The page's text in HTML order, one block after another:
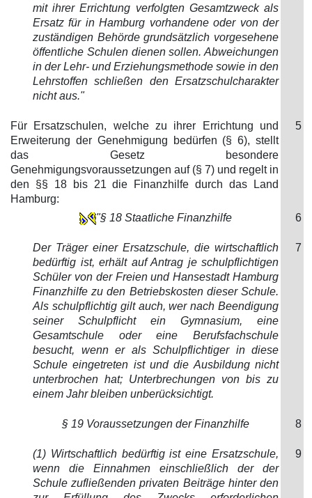
mit ihrer Errichtung verfolgten Gesamtzweck als
Ersatz für in Hamburg vorhandene oder von der
zuständigen Behörde grundsätzlich vorgesehene
öffentliche Schulen dienen sollen. Abweichungen
in der Lehr- und Erziehungsmethode sowie in den
Lehrstoffen schließen den Ersatzschulcharakter
nicht aus."
Für Ersatzschulen, welche zu ihrer Errichtung und
Erweiterung der Genehmigung bedürfen (§ 6), stellt
das Gesetz besondere
Genehmigungsvoraussetzungen auf (§ 7) und regelt in
den §§ 18 bis 21 die Finanzhilfe durch das Land
Hamburg:
5
"§ 18 Staatliche Finanzhilfe 6
Der Träger einer Ersatzschule, die wirtschaftlich
bedürftig ist, erhält auf Antrag je schulpflichtigen
Schüler von der Freien und Hansestadt Hamburg
Finanzhilfe zu den Betriebskosten dieser Schule.
Als schulpflichtig gilt auch, wer nach Beendigung
seiner Schulpflicht ein Gymnasium, eine
Gesamtschule oder eine Berufsfachschule
besucht, wenn er als Schulpflichtiger in diese
Schule eingetreten ist und die Ausbildung nicht
unterbrochen hat; Unterbrechungen von bis zu
einem Jahr bleiben unberücksichtigt.
7
§ 19 Voraussetzungen der Finanzhilfe 8
(1) Wirtschaftlich bedürftig ist eine Ersatzschule,
wenn die Einnahmen einschließlich der der
Schule zufließenden privaten Beiträge hinter den
9